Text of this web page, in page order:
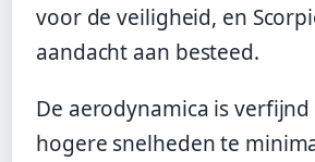
voor de veiligheid, en
aandacht aan besteed.
De aerodynamica is
hogere snelheden te